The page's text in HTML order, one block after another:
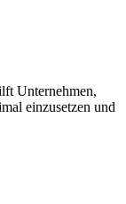
Unternehmen,
einzusetzen und